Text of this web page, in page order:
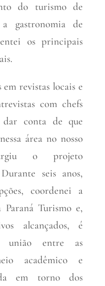
do turismo de
gastronomia de
os principais
em revistas locais e
com chefs
dar conta de que
área no nosso
o projeto
seis anos,
coordenei a
Turismo e,
alcançados, é
união entre as
acadêmico e
em torno dos